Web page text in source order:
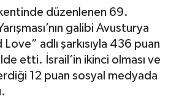
düzenlenen 69.
galibi Avusturya
adlı şarkısıyla 436 puan
etti. İsrail’in ikinci olması ve
12 puan sosyal medyada